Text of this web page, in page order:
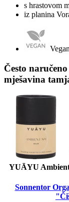
s hrastovom
iz planina
Često
mješavina
YUĀYU
Sonnentor